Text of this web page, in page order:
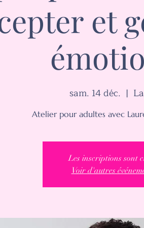
et
sam. 14 déc.
  |
Atelier pour adultes avec
Les inscriptions sont
Voir d'autres